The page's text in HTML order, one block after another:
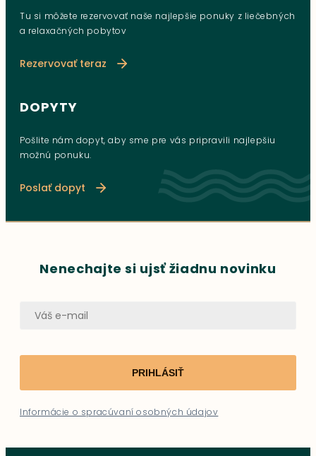
Tu si môžete rezervovať naše najlepšie ponuky z liečebných
a relaxačných pobytov
Rezervovať teraz
DOPYTY
Pošlite nám dopyt, aby sme pre vás pripravili najlepšiu
možnú ponuku.
Poslať dopyt
Nenechajte si ujsť žiadnu novinku
PRIHLÁSIŤ
Informácie o spracúvaní osobných údajov